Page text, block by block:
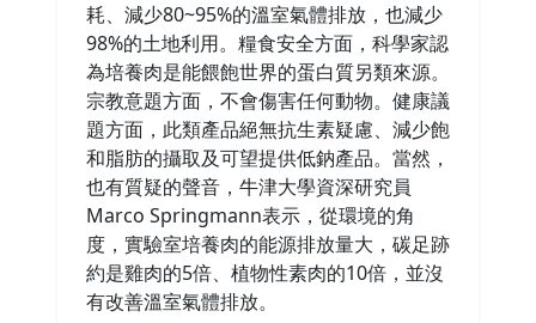
耗、減少80~95%的溫室氣體排放，也減少
98%的土地利用。糧食安全方面，科學家認
為培養肉是能餵飽世界的蛋白質另類來源。
宗教意題方面，不會傷害任何動物。健康議
題方面，此類產品絕無抗生素疑慮、減少飽
和脂肪的攝取及可望提供低鈉產品。當然，
也有質疑的聲音，牛津大學資深研究員
Marco Springmann表示，從環境的角
度，實驗室培養肉的能源排放量大，碳足跡
約是雞肉的5倍、植物性素肉的10倍，並沒
有改善溫室氣體排放。